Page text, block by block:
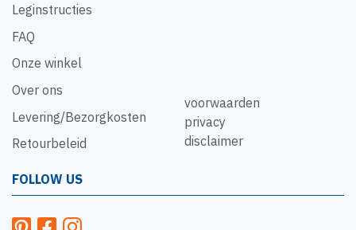
Leginstructies
FAQ
Onze winkel
Over ons
Levering/Bezorgkosten
Retourbeleid
voorwaarden
privacy
disclaimer
FOLLOW US